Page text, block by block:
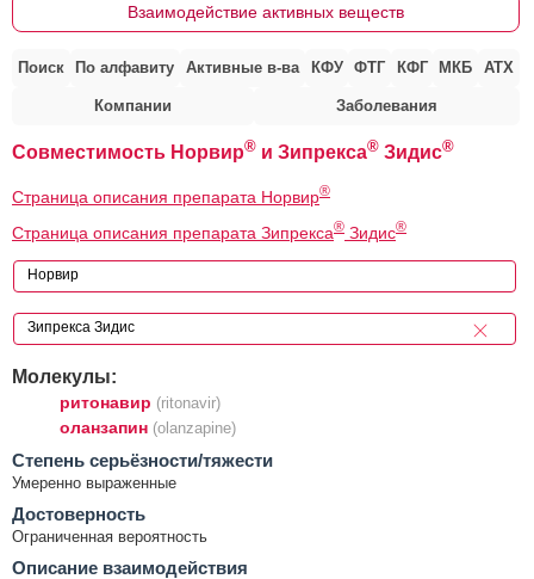
Взаимодействие активных веществ
Поиск По алфавиту Активные в-ва КФУ ФТГ КФГ МКБ АТХ
Компании Заболевания
Совместимость Норвир® и Зипрекса® Зидис®
Страница описания препарата Норвир®
Страница описания препарата Зипрекса® Зидис®
Молекулы:
ритонавир (ritonavir)
оланзапин (olanzapine)
Cтепень серьёзности/тяжести
Умеренно выраженные
Достоверность
Ограниченная вероятность
Описание взаимодействия